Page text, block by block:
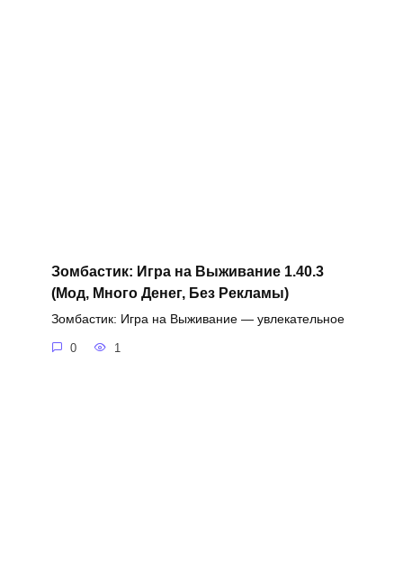
Зомбастик: Игра на Выживание 1.40.3
(Мод, Много Денег, Без Рекламы)
Зомбастик: Игра на Выживание — увлекательное
0 1